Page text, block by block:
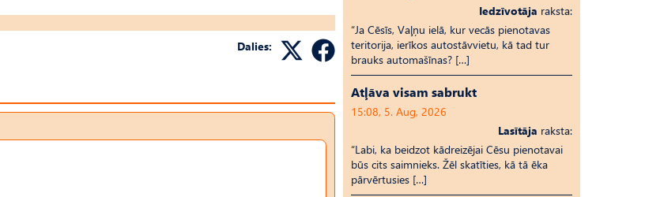
Dalies:
Iedzīvotāja raksta:
“Ja Cēsīs, Vaļņu ielā, kur vecās pienotavas
teritorija, ierīkos autostāvvietu, kā tad tur
brauks automašīnas? […]
Atļāva visam sabrukt
15:08, 5. Aug, 2026
Lasītāja raksta:
“Labi, ka beidzot kādreizējai Cēsu pienotavai
būs cits saimnieks. Žēl skatīties, kā tā ēka
pārvērtusies […]